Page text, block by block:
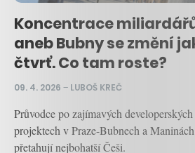
Koncentrace
aneb Bubny se změní
čtvrť. Co tam roste?
09. 4. 2026 – LUBOŠ KREČ
Průvodce po zajímavých
projektech v Praze-Bubnech a
přetahují nejbohatší Češi.